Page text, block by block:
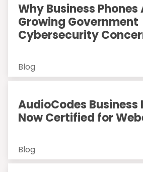
Why Business Phones
Growing Government
Cybersecurity
Blog
AudioCodes Business
Now Certified for
Blog